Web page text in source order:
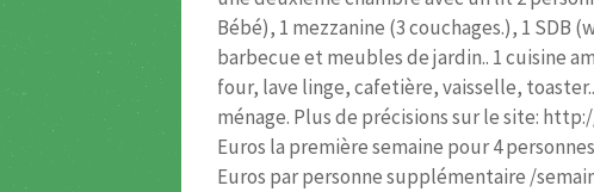
Bébé), 1 mezzanine (3 couchages.), 1 SDB
barbecue et meubles de jardin.. 1 cuisine
four, lave linge, cafetière, vaisselle,
ménage. Plus de précisions sur le site:
Euros la première semaine pour 4
Euros par personne supplémentaire /